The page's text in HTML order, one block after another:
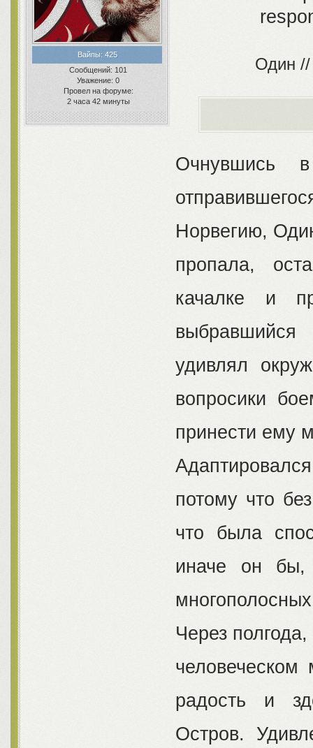
Вайпы:425
Сообщений: 101
Уважение: 0
Провел на форуме:
2 часа 42 минуты
Один //
Очнувшись
Норвегию,
пропала,
качалке и
удивлял
вопросики
принести ему
потому что
что была
иначе он
Через
радость и
Остров.